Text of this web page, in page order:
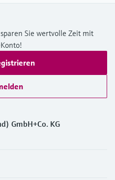
Sie wertvolle Zeit mit
GmbH+Co. KG